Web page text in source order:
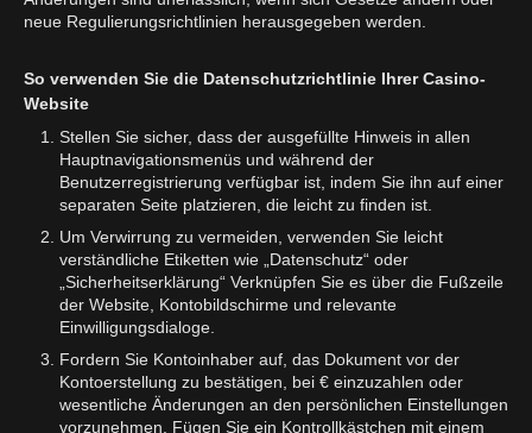
neue Regulierungsrichtlinien herausgegeben werden.
So verwenden Sie die Datenschutzrichtlinie Ihrer Casino-
Website
Stellen Sie sicher, dass der ausgefüllte Hinweis in allen
Hauptnavigationsmenüs und während der
Benutzerregistrierung verfügbar ist, indem Sie ihn auf einer
separaten Seite platzieren, die leicht zu finden ist.
Um Verwirrung zu vermeiden, verwenden Sie leicht
verständliche Etiketten wie „Datenschutz“ oder
„Sicherheitserklärung“ Verknüpfen Sie es über die Fußzeile
der Website, Kontobildschirme und relevante
Einwilligungsdialoge.
Fordern Sie Kontoinhaber auf, das Dokument vor der
Kontoerstellung zu bestätigen, bei € einzuzahlen oder
wesentliche Änderungen an den persönlichen Einstellungen
vorzunehmen. Fügen Sie ein Kontrollkästchen mit einem